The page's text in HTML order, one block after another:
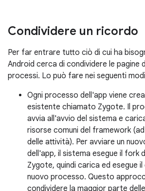
Condividere un ricordo
Per far entrare tutto ciò di cui ha
Android cerca di condividere le pagine
processi. Lo può fare nei seguenti
Ogni processo dell'app viene
esistente chiamato Zygote. Il
avvia all'avvio del sistema e
risorse comuni del framework
delle attività). Per avviare un
dell'app, il sistema esegue il fork
Zygote, quindi carica ed esegue
nuovo processo. Questo
condividere la maggior parte